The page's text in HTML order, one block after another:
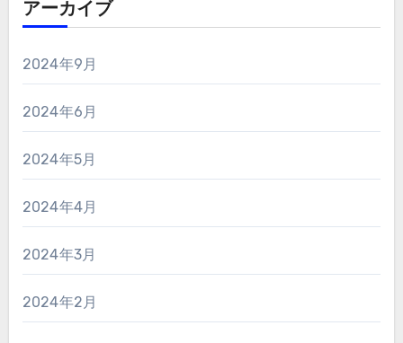
アーカイブ
2024年9月
2024年6月
2024年5月
2024年4月
2024年3月
2024年2月